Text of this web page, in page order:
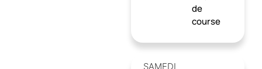
de
course
SAMEDI